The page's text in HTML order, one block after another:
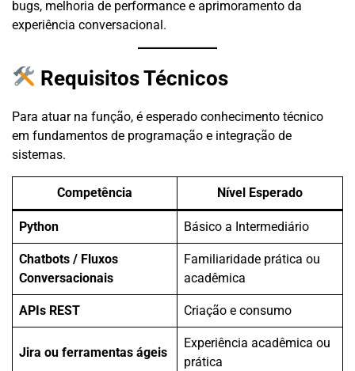
bugs, melhoria de performance e aprimoramento da
experiência conversacional.
Requisitos Técnicos
Para atuar na função, é esperado conhecimento técnico
em fundamentos de programação e integração de
sistemas.
Competência Nível Esperado
Python Básico a Intermediário
Chatbots / Fluxos
Conversacionais
Familiaridade prática ou
acadêmica
APIs REST Criação e consumo
Jira ou ferramentas ágeis
Experiência acadêmica ou
prática